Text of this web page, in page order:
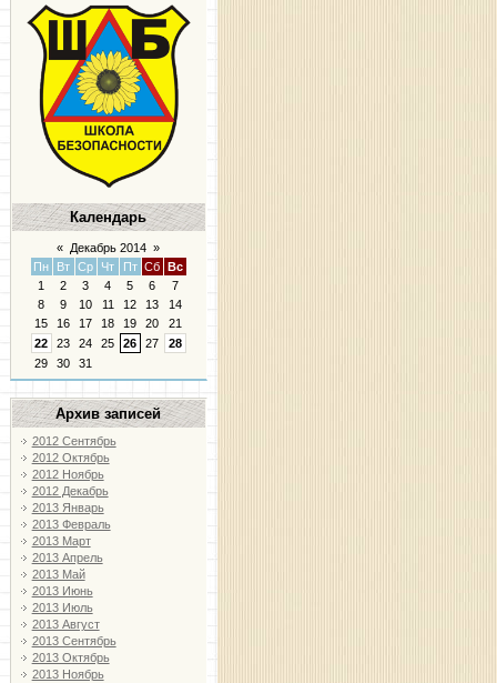
Календарь
« Декабрь 2014 »
Пн
Вт Ср Чт Пт Сб
Вс
1
2 3 4 5 6
7
8
9 10 11 12 13
14
15
16 17 18 19 20
21
22
23 24 25 26 27
28
29
30 31
Архив записей
2012 Сентябрь
2012 Октябрь
2012 Ноябрь
2012 Декабрь
2013 Январь
2013 Февраль
2013 Март
2013 Апрель
2013 Май
2013 Июнь
2013 Июль
2013 Август
2013 Сентябрь
2013 Октябрь
2013 Ноябрь